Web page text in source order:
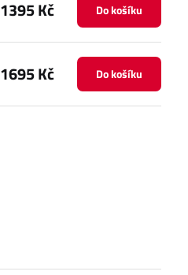
1395 Kč Do košíku
1695 Kč Do košíku